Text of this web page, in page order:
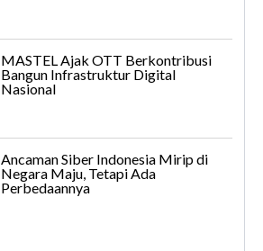
MASTEL Ajak OTT Berkontribusi
Bangun Infrastruktur Digital
Nasional
Ancaman Siber Indonesia Mirip di
Negara Maju, Tetapi Ada
Perbedaannya